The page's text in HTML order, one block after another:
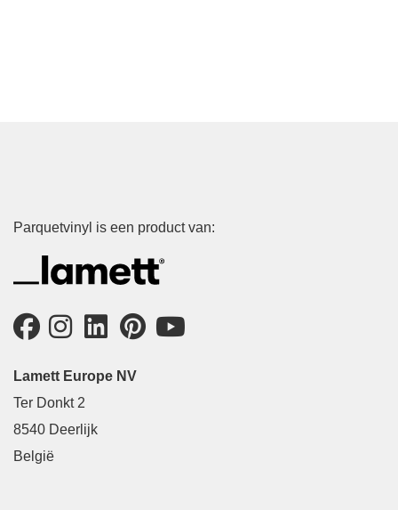
Parquetvinyl is een product van:
Lamett Europe NV
Ter Donkt 2
8540 Deerlijk
België